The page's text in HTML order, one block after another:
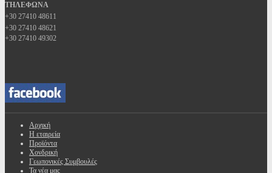
ΤΗΛΕΦΩΝΑ
+30 27410 48611
+30 27410 48621
+30 27410 49302
Αρχική
Η εταιρεία
Προϊόντα
Χονδρική
Γεωπονικές Συμβουλές
Τα νέα μας